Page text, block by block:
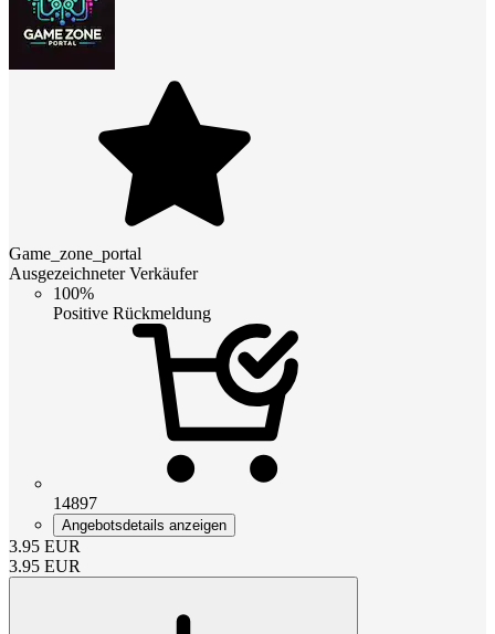
Game_zone_portal
Ausgezeichneter Verkäufer
100%
Positive Rückmeldung
14897
Angebotsdetails anzeigen
3.95 EUR
3.95 EUR